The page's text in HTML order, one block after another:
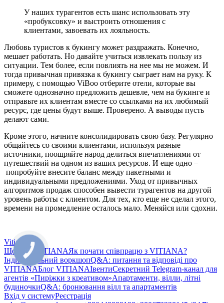
У наших турагентов есть шанс использовать эту
«пробуксовку» и выстроить отношения с
клиентами, завоевать их лояльность.
Любовь туристов к букингу может раздражать. Конечно,
мешает работать. Но давайте учиться извлекать пользу из
ситуации. Тем более, если повлиять на нее мы не можем. И
тогда привычная привязка к букингу сыграет нам на руку. К
примеру, с помощью ViBoo отберите отели, которые вы
сможете однозначно предложить дешевле, чем на букинге и
отправьте их клиентам вместе со ссылками на их любимый
ресурс, где цены будут выше. Проверено. А выводы пусть
делают сами.
Кроме этого, начните консолидировать свою базу. Регулярно
общайтесь со своими клиентами, используя разные
источники, поощряйте народ делиться впечатлениями от
путешествий на одном из ваших ресурсов. И еще одно –
попробуйте внесите баланс между пакетными и
индивидуальными предложениями. Уход от привычных
алгоритмов продаж способен вывести турагентов на другой
уровень работы с клиентом. Для тех, кто еще не сделал этого,
времени на промедление осталось мало. Меняйся или сдохни.
Vitiana
Що таке VITIANAЯк почати співпрацю з VITIANA?
Індивідуальний воркшопQ&A: питання та відповіді про
VITIANAБлог VITIANAІвентиСекретний Telegram-канал для
агентів «Пиріжки з креативом»Апартаменти, вілли, літні
будиночкиQ&A: бронювання вілл та апартаментів
Вхід у системуРеєстрація